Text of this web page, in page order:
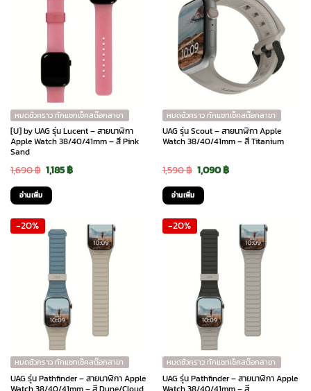
หมดชั่วคราว ทักแชทเช็คสต๊อกสาขา
[U] by UAG รุ่น Lucent – สายนาฬิกา
Apple Watch 38/40/41mm – สี Pink
Sand
1,690฿ Original
price
was:
1,690 ฿.
1,185฿Current
1,185 ฿.
อ่านเพิ่ม
หมดชั่วคราว ทักแชทเช็คสต๊อกสาขา
UAG รุ่น Scout – สายนาฬิกา Apple
Watch 38/40/41mm – สี Titanium
1,590฿ Original
price
was:
1,590 ฿.
1,090฿Current
1,090 ฿.
อ่านเพิ่ม
-20%
หมดชั่วคราว ทักแชทเช็คสต๊อกสาขา
UAG รุ่น Pathfinder – สายนาฬิกา Apple
-20%
หมดชั่วคราว ทักแชทเช็คสต๊อกสาขา
UAG รุ่น Pathfinder – สายนาฬิกา Apple